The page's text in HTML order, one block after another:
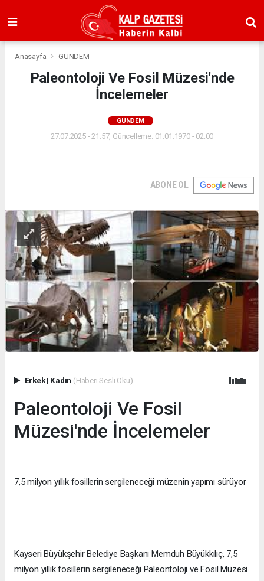
Anasayfa GÜNDEM
Paleontoloji Ve Fosil Müzesi'nde
İncelemeler
GÜNDEM
27.07.2025 - 21:57, Güncelleme: 01.01.1970 - 02:00
ABONE OL
Erkek| Kadın (Haberi Sesli Oku)
Paleontoloji Ve Fosil
Müzesi'nde İncelemeler
7,5 milyon yıllık fosillerin sergileneceği müzenin yapımı sürüyor
Kayseri Büyükşehir Belediye Başkanı Memduh Büyükkılıç, 7,5
milyon yıllık fosillerin sergileneceği Paleontoloji ve Fosil Müzesi